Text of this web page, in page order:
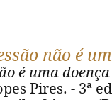
não é
é uma
Pires. - 3ª